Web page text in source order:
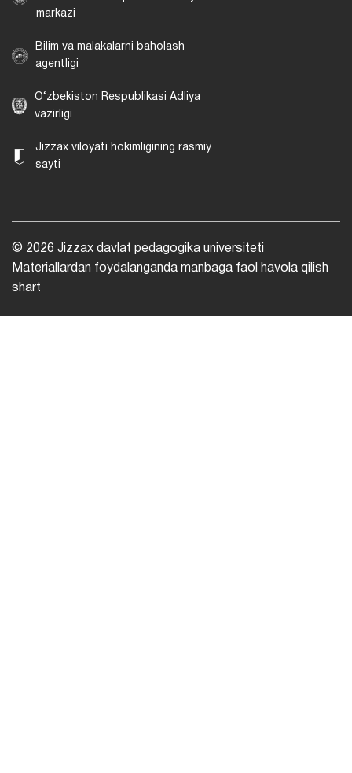
markazi
Bilim va malakalarni baholash
agentligi
O‘zbekiston Respublikasi Adliya
vazirligi
Jizzax viloyati hokimligining rasmiy
sayti
© 2026 Jizzax davlat pedagogika universiteti
Materiallardan foydalanganda manbaga faol havola qilish
shart